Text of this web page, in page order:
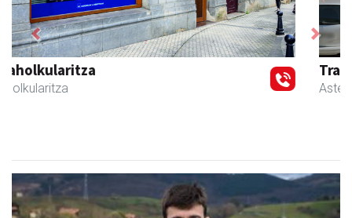
Transportes Lakunza
Asteasu - Garraioak
Previous Next